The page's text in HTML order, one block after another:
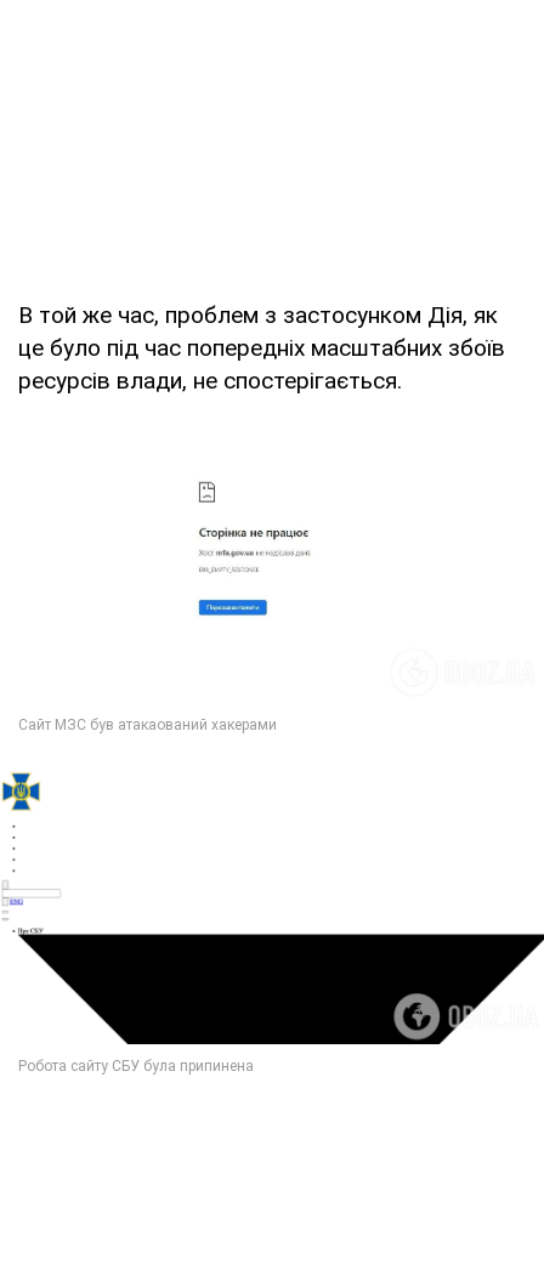
В той же час, проблем з застосунком Дія, як
це було під час попередніх масштабних збоїв
ресурсів влади, не спостерігається.